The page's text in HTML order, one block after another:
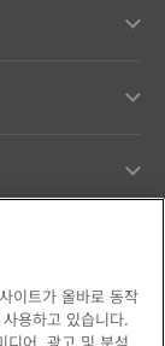
이트가 올바로 동작
용하고 있습니다.